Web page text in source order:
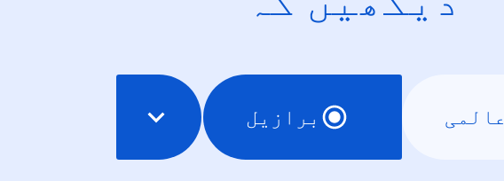
عالمی برازیل